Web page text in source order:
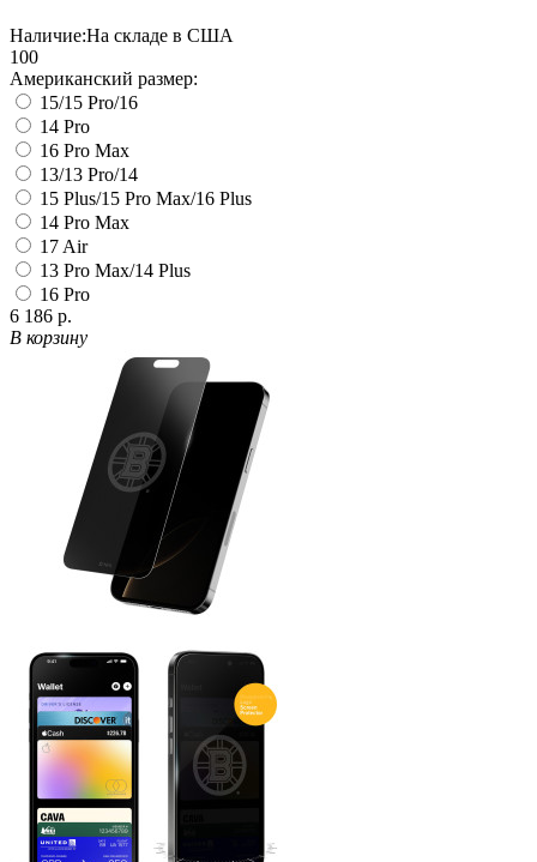
Наличие:На складе в США
100
Американский размер:
15/15 Pro/16
14 Pro
16 Pro Max
13/13 Pro/14
15 Plus/15 Pro Max/16 Plus
14 Pro Max
17 Air
13 Pro Max/14 Plus
16 Pro
6 186 р.
В корзину